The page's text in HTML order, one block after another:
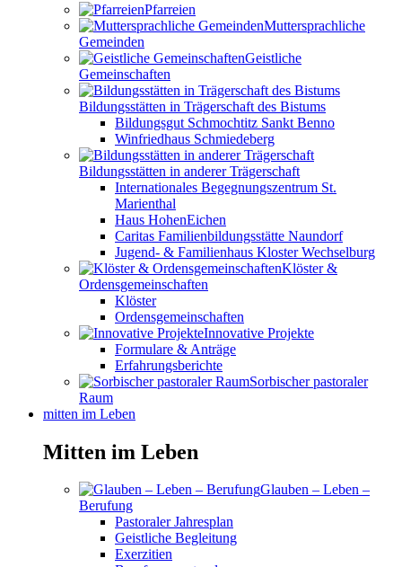
Pfarreien
Muttersprachliche
Gemeinden
Geistliche
Gemeinschaften
Bildungsstätten in Trägerschaft des Bistums
Bildungsgut Schmochtitz Sankt Benno
Winfriedhaus Schmiedeberg
Bildungsstätten in anderer Trägerschaft
Internationales Begegnungszentrum St.
Marienthal
Haus HohenEichen
Caritas Familienbildungsstätte Naundorf
Jugend- & Familienhaus Kloster Wechselburg
Klöster &
Ordensgemeinschaften
Klöster
Ordensgemeinschaften
Innovative Projekte
Formulare & Anträge
Erfahrungsberichte
Sorbischer pastoraler
Raum
mitten im Leben
Mitten im Leben
Glauben – Leben –
Berufung
Pastoraler Jahresplan
Geistliche Begleitung
Exerzitien